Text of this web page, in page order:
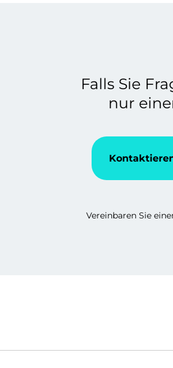
Falls Sie
nur
Vereinbaren Sie